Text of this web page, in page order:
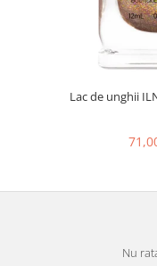
Lac de unghii
Nu